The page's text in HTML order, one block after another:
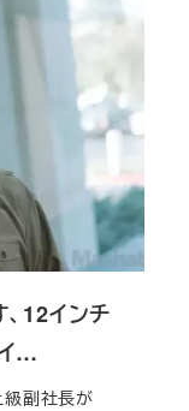
12インチ
…
級副社長が